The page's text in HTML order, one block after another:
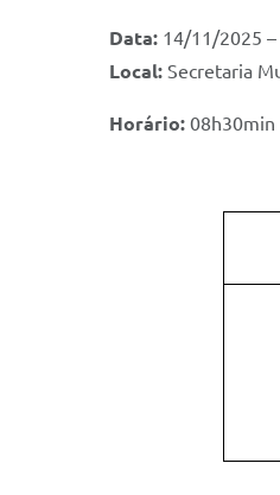
Data: 14/11/2025
Local: Secretaria
Horário: 08h30min